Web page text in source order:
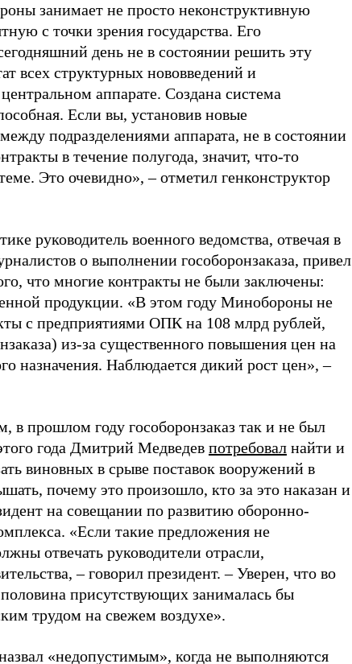
занимает не просто неконструктивную
с точки зрения государства. Его
день не в состоянии решить эту
всех структурных нововведений и
аппарате. Создана система
Если вы, установив новые
подразделениями аппарата, не в состоянии
в течение полугода, значит, что-то
Это очевидно», – отметил генконструктор
руководитель военного ведомства, отвечая в
о выполнении гособоронзаказа, привел
что многие контракты не были заключены:
продукции. «В этом году Минобороны не
с предприятиями ОПК на 108 млрд рублей,
из-за существенного повышения цен на
назначения. Наблюдается дикий рост цен», –
в прошлом году гособоронзаказ так и не был
года Дмитрий Медведев потребовал найти и
виновных в срыве поставок вооружений в
почему это произошло, кто за это наказан и
на совещании по развитию оборонно-
«Если такие предложения не
отвечать руководители отрасли,
– говорил президент. – Уверен, что во
присутствующих занималась бы
трудом на свежем воздухе».
назвал «недопустимым», когда не выполняются